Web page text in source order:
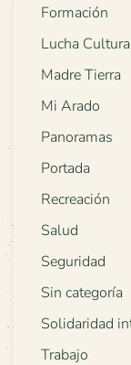
Formación
Lucha
Madre Tierra
Mi Arado
Panoramas
Portada
Recreación
Salud
Seguridad
Sin categoría
Solidaridad
Trabajo